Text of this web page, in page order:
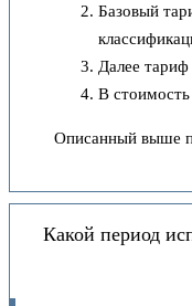
Базовый
Далее
В
Описанный выше
Какой период